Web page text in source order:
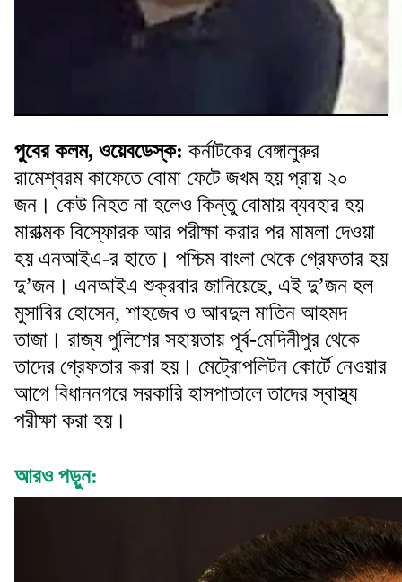
পুবের কলম, ওয়েবডেস্ক: কর্নাটকের বেঙ্গালুরুর
রামেশ্বরম কাফেতে বোমা ফেটে জখম হয় প্রায় ২০
জন। কেউ নিহত না হলেও কিন্তু বোমায় ব্যবহার হয়
মারাত্মক বিস্ফোরক আর পরীক্ষা করার পর মামলা দেওয়া
হয় এনআইএ-র হাতে। পশ্চিম বাংলা থেকে গ্রেফতার হয়
দু’জন। এনআইএ শুক্রবার জানিয়েছে, এই দু’জন হল
মুসাবির হোসেন, শাহজেব ও আবদুল মাতিন আহমদ
তাজা। রাজ্য পুলিশের সহায়তায় পূর্ব-মেদিনীপুর থেকে
তাদের গ্রেফতার করা হয়। মেট্রোপলিটন কোর্টে নেওয়ার
আগে বিধাননগরে সরকারি হাসপাতালে তাদের স্বাস্থ্য
পরীক্ষা করা হয়।
আরও পড়ুন: